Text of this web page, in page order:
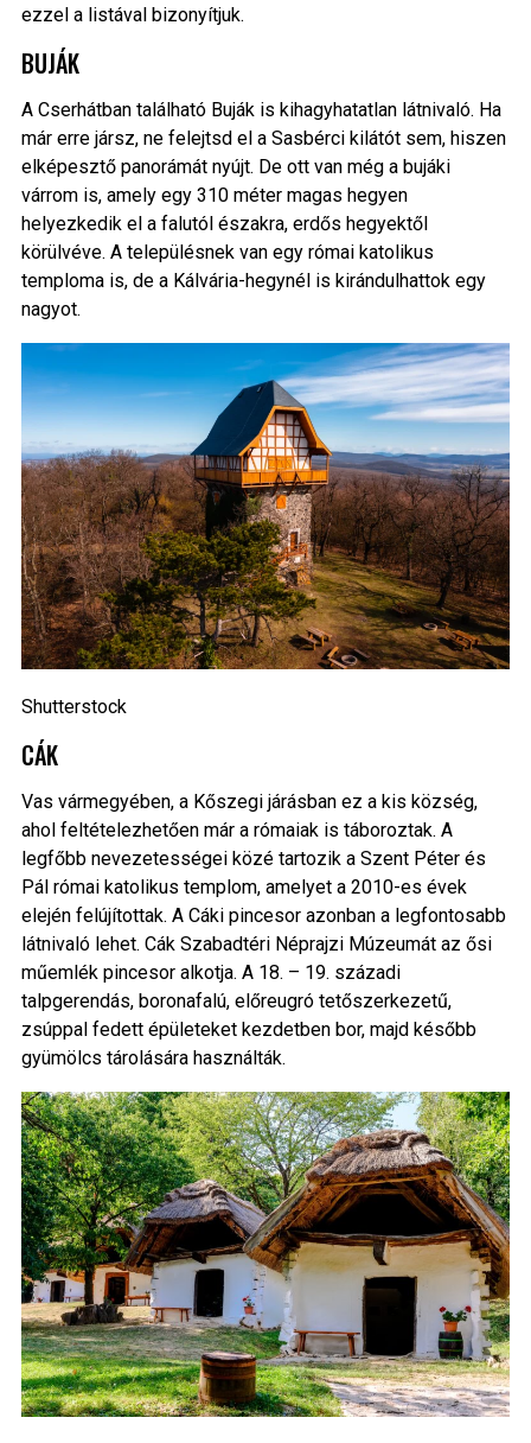
ezzel a listával bizonyítjuk.
BUJÁK
A Cserhátban található Buják is kihagyhatatlan látnivaló. Ha
már erre jársz, ne felejtsd el a Sasbérci kilátót sem, hiszen
elképesztő panorámát nyújt. De ott van még a bujáki
várrom is, amely egy 310 méter magas hegyen
helyezkedik el a falutól északra, erdős hegyektől
körülvéve. A településnek van egy római katolikus
temploma is, de a Kálvária-hegynél is kirándulhattok egy
nagyot.
Shutterstock
CÁK
Vas vármegyében, a Kőszegi járásban ez a kis község,
ahol feltételezhetően már a rómaiak is táboroztak. A
legfőbb nevezetességei közé tartozik a Szent Péter és
Pál római katolikus templom, amelyet a 2010-es évek
elején felújítottak. A Cáki pincesor azonban a legfontosabb
látnivaló lehet. Cák Szabadtéri Néprajzi Múzeumát az ősi
műemlék pincesor alkotja. A 18. – 19. századi
talpgerendás, boronafalú, előreugró tetőszerkezetű,
zsúppal fedett épületeket kezdetben bor, majd később
gyümölcs tárolására használták.